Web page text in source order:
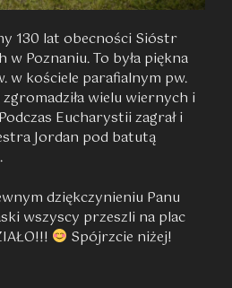
130 lat obecności Sióstr
Poznaniu. To była piękna
w kościele parafialnym pw.
wielu wiernych i
Eucharystii zagrał i
Jordan pod batutą
dziękczynieniu Panu
wszyscy przeszli na plac
Spójrzcie niżej!